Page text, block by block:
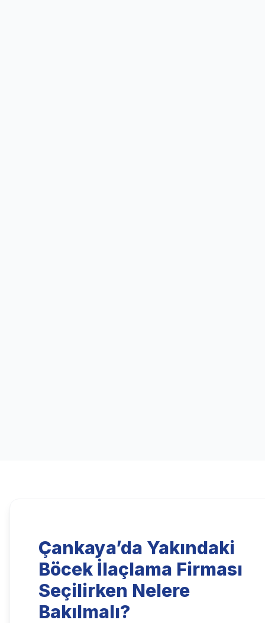
Çankaya’da Yakındaki
Böcek İlaçlama Firması
Seçilirken Nelere
Bakılmalı?